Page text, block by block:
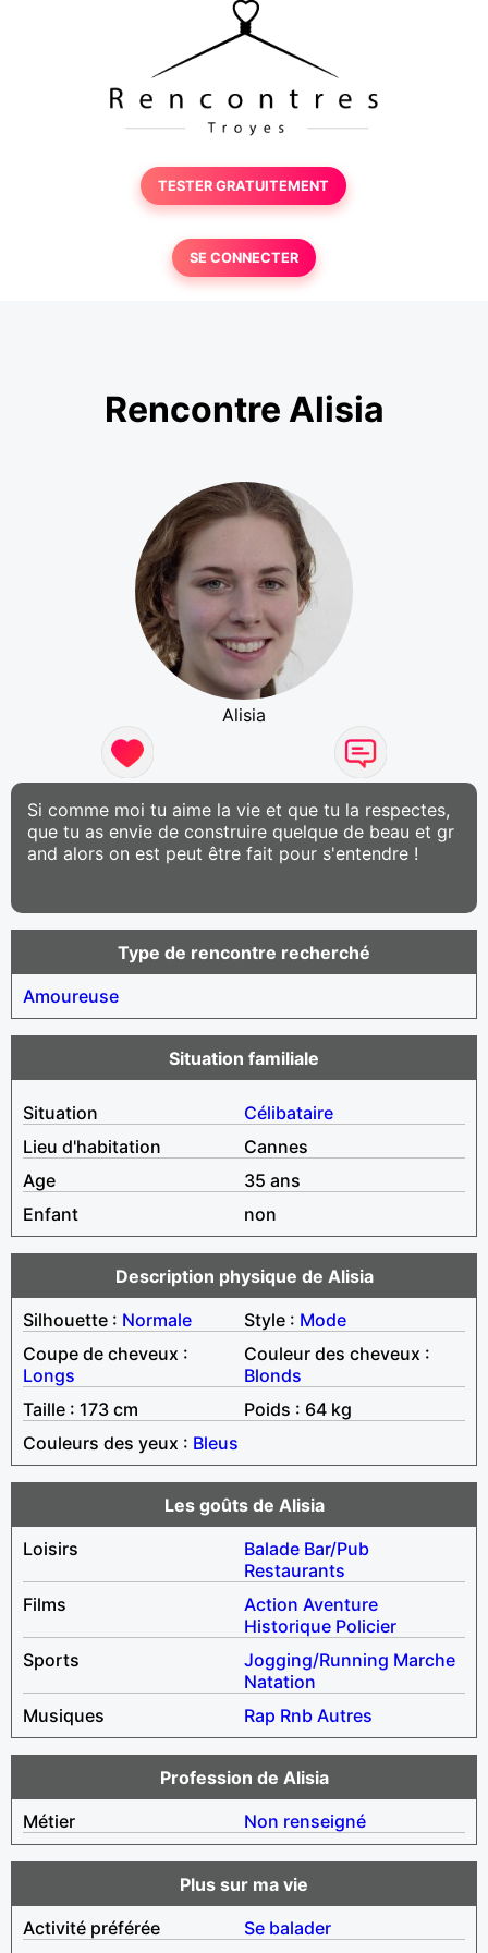
TESTER GRATUITEMENT
SE CONNECTER
Rencontre Alisia
Alisia
Si comme moi tu aime la vie et que tu la respectes,
que tu as envie de construire quelque de beau et gr
and alors on est peut être fait pour s'entendre !
Type de rencontre recherché
Amoureuse
Situation familiale
Situation
Célibataire
Lieu d'habitation
Cannes
Age
35 ans
Enfant
non
Description physique de Alisia
Silhouette : Normale Style : Mode
Coupe de cheveux :
Longs
Couleur des cheveux :
Blonds
Taille : 173 cm
Poids : 64 kg
Couleurs des yeux : Bleus
Les goûts de Alisia
Loisirs
Balade Bar/Pub
Restaurants
Films
Action Aventure
Historique Policier
Sports
Jogging/Running Marche
Natation
Musiques
Rap Rnb Autres
Profession de Alisia
Métier
Non renseigné
Plus sur ma vie
Activité préférée
Se balader